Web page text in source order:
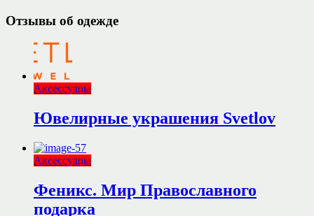
Отзывы об одежде
Аксессуары
Ювелирные украшения Svetlov
Аксессуары
Феникс. Мир Православного
подарка